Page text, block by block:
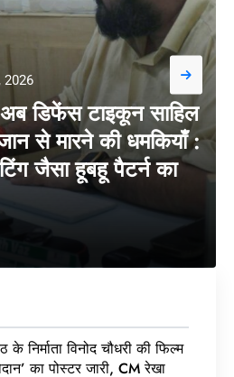
2026
डिफेंस टाइकून साहिल
से मारने की धमकियाँ :
जैसा हूबहू पैटर्न का
के निर्माता विनोद चौधरी की फिल्म
का पोस्टर जारी, CM रेखा